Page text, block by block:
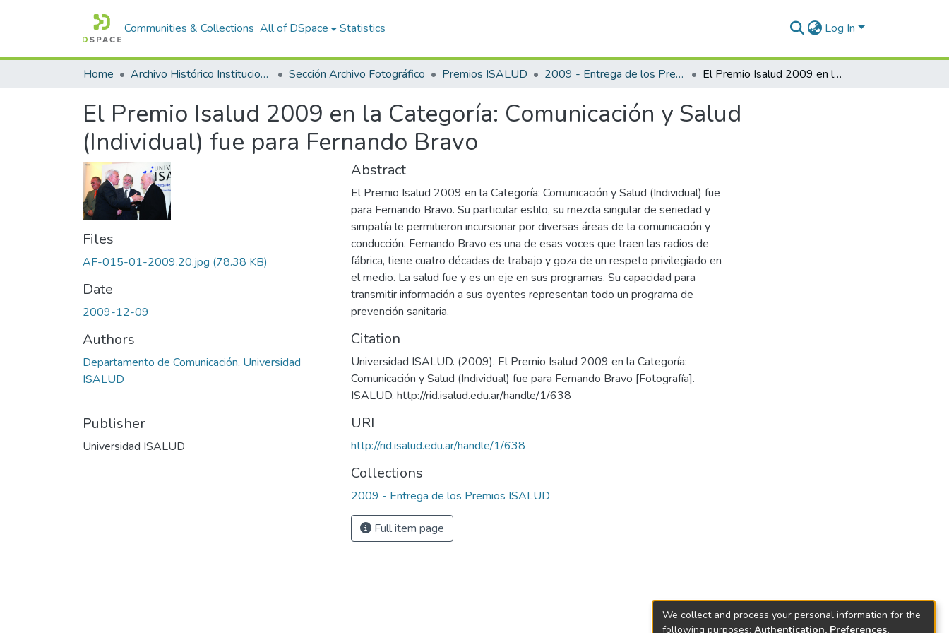
Communities & Collections All of DSpace Statistics Log In
Home Archivo Histórico Institucional Sección Archivo Fotográfico Premios ISALUD 2009 - Entrega de los Premios ISALUD El Premio Isalud 2009 en la Categoría: Comunicación y Salud (Individual) fue para Fernando Bravo
El Premio Isalud 2009 en la Categoría: Comunicación y Salud
(Individual) fue para Fernando Bravo
Files
AF-015-01-2009.20.jpg (78.38 KB)
Date
2009-12-09
Authors
Departamento de Comunicación, Universidad
ISALUD
Publisher
Universidad ISALUD
Abstract
El Premio Isalud 2009 en la Categoría: Comunicación y Salud (Individual) fue
para Fernando Bravo. Su particular estilo, su mezcla singular de seriedad y
simpatía le permitieron incursionar por diversas áreas de la comunicación y
conducción. Fernando Bravo es una de esas voces que traen las radios de
fábrica, tiene cuatro décadas de trabajo y goza de un respeto privilegiado en
el medio. La salud fue y es un eje en sus programas. Su capacidad para
transmitir información a sus oyentes representan todo un programa de
prevención sanitaria.
Citation
Universidad ISALUD. (2009). El Premio Isalud 2009 en la Categoría:
Comunicación y Salud (Individual) fue para Fernando Bravo [Fotografía].
URI
http://rid.isalud.edu.ar/handle/1/638
Collections
2009 - Entrega de los Premios ISALUD
Full item page
We collect and process your personal information for the
following purposes: Authentication, Preferences,